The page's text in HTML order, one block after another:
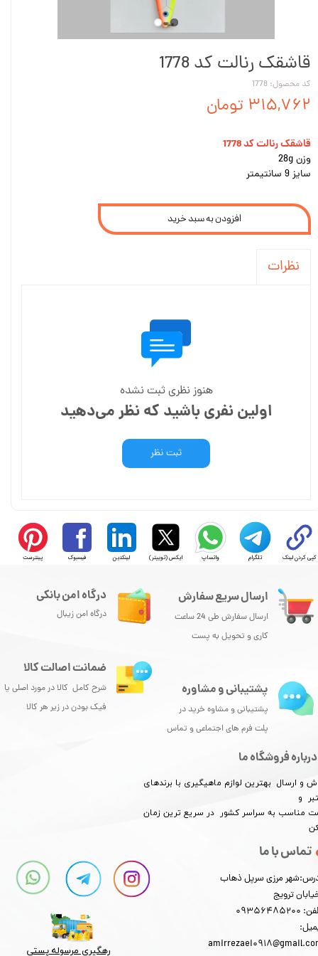
قاشقک رنالت کد 1778
کد محصول: 1778
۳۱۵,۷۶۲ تومان
قاشقک رنالت کد 1778
وزن 28g
سایز 9 سانتیمتر
افزودن به سبد خرید
نظرات
هنوز نظری ثبت نشده
اولین نفری باشید که نظر می‌دهید
ثبت نظر
کپی کردن لینک تلگرام واتساپ ایکس (توییتر) لینکدین فیسبوک پینترست
ارسال سریع سفارش
ارسال سفارش طی 24 ساعت
کاری و تحویل به پست
درباره فروشگاه ما
و ارسال بهترین لوازم ماهیگیری با برندهای
و
مناسب به سراسر کشور در سریع ترین زمان
تماس با ما
مرزی سرپل ذهاب
ترویج
درگاه امن بانکی
درگاه امن زیبال
پشتیبانی و مشاوره
پشتیبانی و مشاوه خرید در
پلت فرم های اجتماعی و تماس
ضمانت اصالت کالا
شرح کامل کالا در مورد اصلی یا
فیک بودن در زیر هر کالا
رهگیری مرسوله پستی​​​​​​​